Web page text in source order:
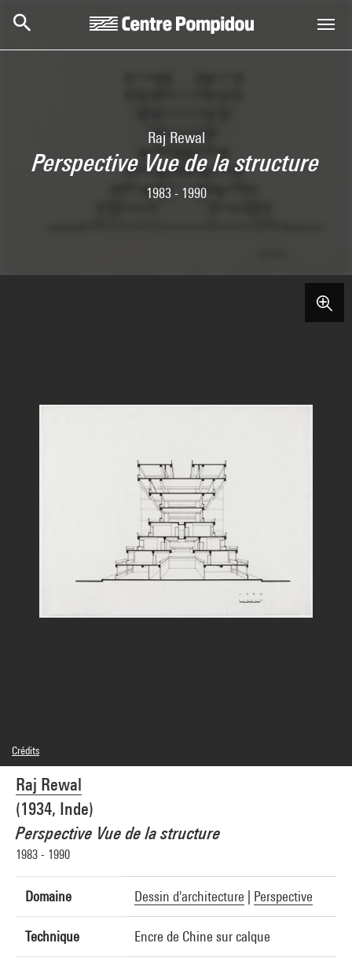
Raj Rewal
Perspective Vue de la structure
1983 - 1990
Raj Rewal
(1934, Inde)
Perspective Vue de la structure
1983 - 1990
Domaine Dessin d'architecture Perspective
Technique Encre de Chine sur calque
Crédits
© Raj Rewal
Crédit photographique : Centre Pompidou, MNAM-CCI/Audrey Laurans/Dist.
GrandPalaisRmn
Réf. image : 4N29555
Diffusion image :GrandPalaisRmnPhoto